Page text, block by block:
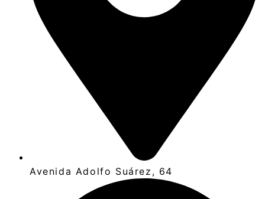
Avenida Adolfo Suárez, 64